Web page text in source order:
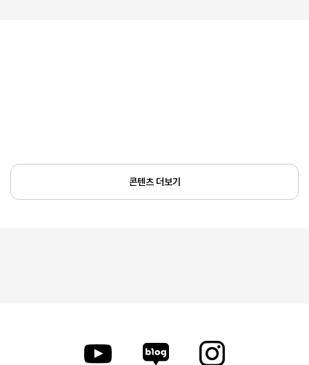
콘텐츠 더보기